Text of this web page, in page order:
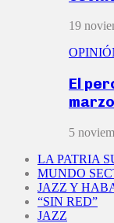
19
El
5
LA PATRIA
MUNDO
JAZZ Y
“SIN RED”
JAZZ